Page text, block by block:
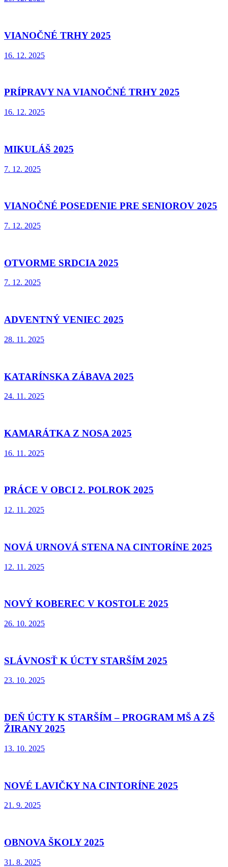
VIANOČNÉ TRHY 2025
16. 12. 2025
PRÍPRAVY NA VIANOČNÉ TRHY 2025
16. 12. 2025
MIKULÁŠ 2025
7. 12. 2025
VIANOČNÉ POSEDENIE PRE SENIOROV 2025
7. 12. 2025
OTVORME SRDCIA 2025
7. 12. 2025
ADVENTNÝ VENIEC 2025
28. 11. 2025
KATARÍNSKA ZÁBAVA 2025
24. 11. 2025
KAMARÁTKA Z NOSA 2025
16. 11. 2025
PRÁCE V OBCI 2. POLROK 2025
12. 11. 2025
NOVÁ URNOVÁ STENA NA CINTORÍNE 2025
12. 11. 2025
NOVÝ KOBEREC V KOSTOLE 2025
26. 10. 2025
SLÁVNOSŤ K ÚCTY STARŠÍM 2025
23. 10. 2025
DEŇ ÚCTY K STARŠÍM – PROGRAM MŠ A ZŠ
ŽIRANY 2025
13. 10. 2025
NOVÉ LAVIČKY NA CINTORÍNE 2025
21. 9. 2025
OBNOVA ŠKOLY 2025
31. 8. 2025